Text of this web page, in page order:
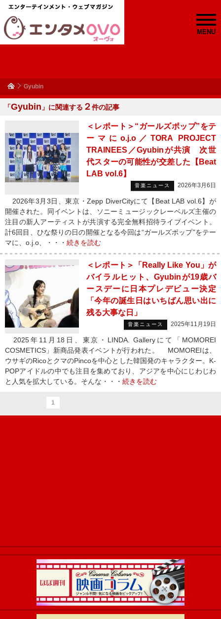
MENU
Gyubin
「Gyubin 」に関連する ２件の記事
＜レポート＞“ガールズポップ”をテ
ーマにo.j.o／TORA PROJECT
TRAINEES／Gyubinが共演 次世
代スターの可能性が交差した【Beat
LAB vol.6】
音楽ニュース 2026年3月6日
2026年3月3日、東京・Zepp DiverCityにて【Beat LAB vol.6】が
開催された。同イベントは、ソニーミュージックレーベルズ主催の
注目の新人アーティストが共演する完全無料招待ライブイベント。
計6回目、ひな祭りの日の開催となる今回は“ガールズポップ”をテー
マに、o.j.o、・・・ 続きを読む
＜レポート＞「Really Like You」が
バイラルヒット、Gyubinが19歳バ
ースデーに日本プレデビュー決定
「今年の誕生日はいちばん思い出に
残る大事な日」
音楽ニュース 2025年11月19日
2025年11月18日、東京・LINDA. Galleryにて「MOMOREI
COSMETICS」新商品発表イベントが行われた。 MOMOREIは、
ウサギのRicoとクマのPincoを中心とした韓国発のキャラクター。K-
POPアイドルの中でも注目を集めており、アジアを中心にじわじわ
と人気を拡大している。そんな・・・ 続きを読む
1